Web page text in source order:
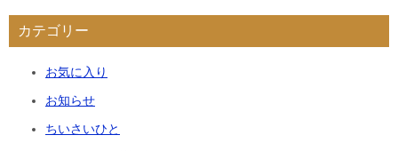
カテゴリー
お気に入り
お知らせ
ちいさいひと